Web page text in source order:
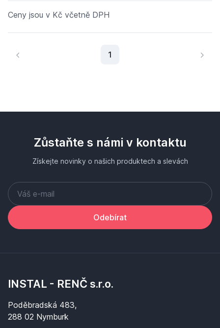
Ceny jsou v Kč včetně DPH
1
Zůstaňte s námi v kontaktu
Získejte novinky o našich produktech a slevách
Odebírat
INSTAL - RENČ s.r.o.
Poděbradská 483,
288 02 Nymburk